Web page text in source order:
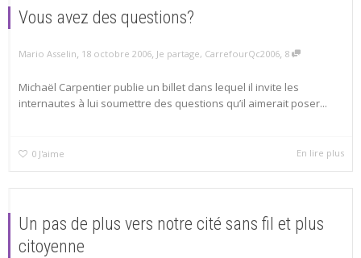
Vous avez des questions?
Mario Asselin, 18 octobre 2006, Je partage, CarrefourQc2006, 8
Michaël Carpentier publie un billet dans lequel il invite les
internautes à lui soumettre des questions qu’il aimerait poser...
0 J'aime En lire plus
Un pas de plus vers notre cité sans fil et plus
citoyenne